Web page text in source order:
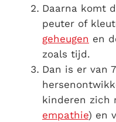
Daarna komt
peuter of
geheugen en
zoals tijd.
Dan is er van
kinderen zich
empathie) en